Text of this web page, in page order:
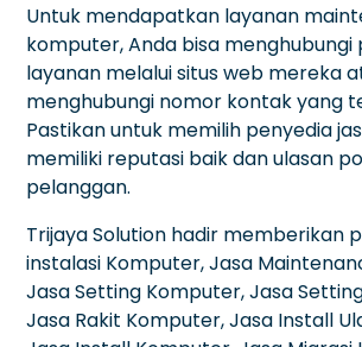
Untuk mendapatkan layanan
komputer, Anda bisa menghubungi
layanan melalui situs web mereka
menghubungi nomor kontak yang
Pastikan untuk memilih penyedia
memiliki reputasi baik dan ulasan
pelanggan.
Trijaya Solution hadir memberikan
instalasi Komputer, Jasa
Jasa Setting Komputer, Jasa
Jasa Rakit Komputer, Jasa Install